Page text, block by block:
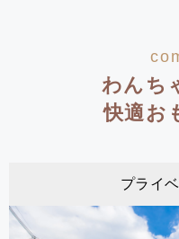
わんち
快適お
プライ